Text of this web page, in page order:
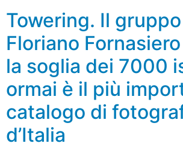
Towering. Il
Floriano
la soglia dei 7000
ormai è il più
catalogo di
d’Italia